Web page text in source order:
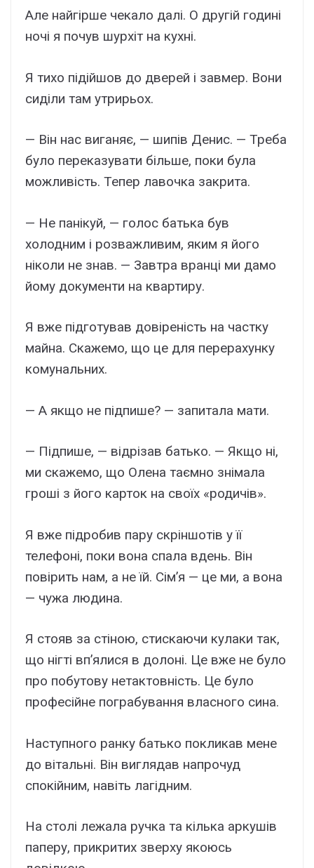
Але найгірше чекало далі. О другій годині
ночі я почув шурхіт на кухні.
Я тихо підійшов до дверей і завмер. Вони
сиділи там утрирьох.
— Він нас виганяє, — шипів Денис. — Треба
було переказувати більше, поки була
можливість. Тепер лавочка закрита.
— Не панікуй, — голос батька був
холодним і розважливим, яким я його
ніколи не знав. — Завтра вранці ми дамо
йому документи на квартиру.
Я вже підготував довіреність на частку
майна. Скажемо, що це для перерахунку
комунальних.
— А якщо не підпише? — запитала мати.
— Підпише, — відрізав батько. — Якщо ні,
ми скажемо, що Олена таємно знімала
гроші з його карток на своїх «родичів».
Я вже підробив пару скріншотів у її
телефоні, поки вона спала вдень. Він
повірить нам, а не їй. Сім’я — це ми, а вона
— чужа людина.
Я стояв за стіною, стискаючи кулаки так,
що нігті вп’ялися в долоні. Це вже не було
про побутову нетактовність. Це було
професійне пограбування власного сина.
Наступного ранку батько покликав мене
до вітальні. Він виглядав напрочуд
спокійним, навіть лагідним.
На столі лежала ручка та кілька аркушів
паперу, прикритих зверху якоюсь